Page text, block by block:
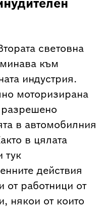
световна
към
индустрия.
моторизирана
в автомобилния
в цялата
тук
действия
от работници от
някои от които